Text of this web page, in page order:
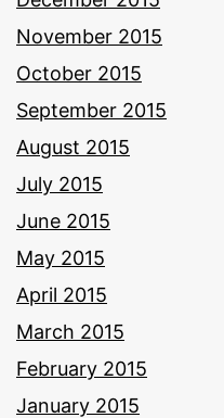
November 2015
October 2015
September 2015
August 2015
July 2015
June 2015
May 2015
April 2015
March 2015
February 2015
January 2015